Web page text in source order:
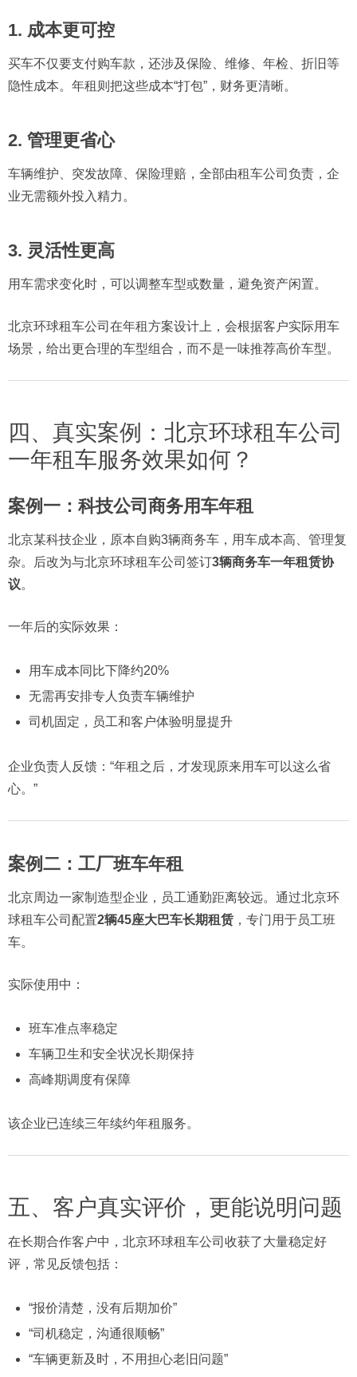
1. 成本更可控
买车不仅要支付购车款，还涉及保险、维修、年检、折旧等
隐性成本。年租则把这些成本“打包”，财务更清晰。
2. 管理更省心
车辆维护、突发故障、保险理赔，全部由租车公司负责，企
业无需额外投入精力。
3. 灵活性更高
用车需求变化时，可以调整车型或数量，避免资产闲置。
北京环球租车公司在年租方案设计上，会根据客户实际用车
场景，给出更合理的车型组合，而不是一味推荐高价车型。
四、真实案例：北京环球租车公司
一年租车服务效果如何？
案例一：科技公司商务用车年租
北京某科技企业，原本自购3辆商务车，用车成本高、管理复
杂。后改为与北京环球租车公司签订3辆商务车一年租赁协
议。
一年后的实际效果：
用车成本同比下降约20%
无需再安排专人负责车辆维护
司机固定，员工和客户体验明显提升
企业负责人反馈：“年租之后，才发现原来用车可以这么省
心。”
案例二：工厂班车年租
北京周边一家制造型企业，员工通勤距离较远。通过北京环
球租车公司配置2辆45座大巴车长期租赁 ，专门用于员工班
车。
实际使用中：
班车准点率稳定
车辆卫生和安全状况长期保持
高峰期调度有保障
该企业已连续三年续约年租服务。
五、客户真实评价，更能说明问题
在长期合作客户中，北京环球租车公司收获了大量稳定好
评，常见反馈包括：
“报价清楚，没有后期加价”
“司机稳定，沟通很顺畅”
“车辆更新及时，不用担心老旧问题”